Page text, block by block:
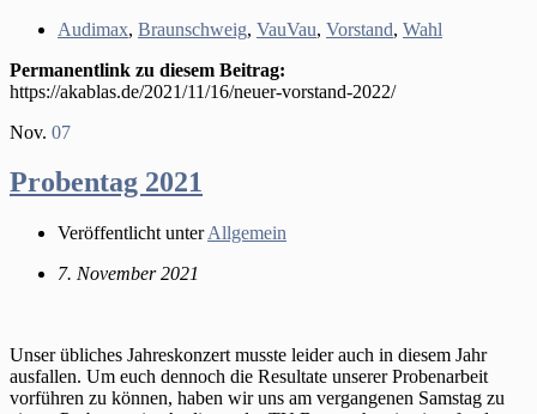
Audimax, Braunschweig, VauVau, Vorstand, Wahl
Permanentlink zu diesem Beitrag:
https://akablas.de/2021/11/16/neuer-vorstand-2022/
Nov. 07
Probentag 2021
Veröffentlicht unterAllgemein
7. November 2021
Unser übliches Jahreskonzert musste leider auch in diesem Jahr
ausfallen. Um euch dennoch die Resultate unserer Probenarbeit
vorführen zu können, haben wir uns am vergangenen Samstag zu